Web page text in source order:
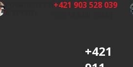
+421 903 528 039
+421